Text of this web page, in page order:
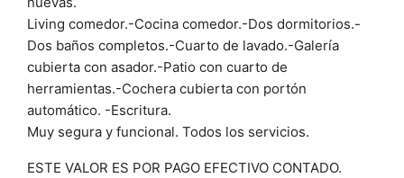
Living comedor.-Cocina comedor.-Dos dormitorios.-
Dos baños completos.-Cuarto de lavado.-Galería
cubierta con asador.-Patio con cuarto de
herramientas.-Cochera cubierta con portón
automático. -Escritura.
Muy segura y funcional. Todos los servicios.
ESTE VALOR ES POR PAGO EFECTIVO CONTADO.